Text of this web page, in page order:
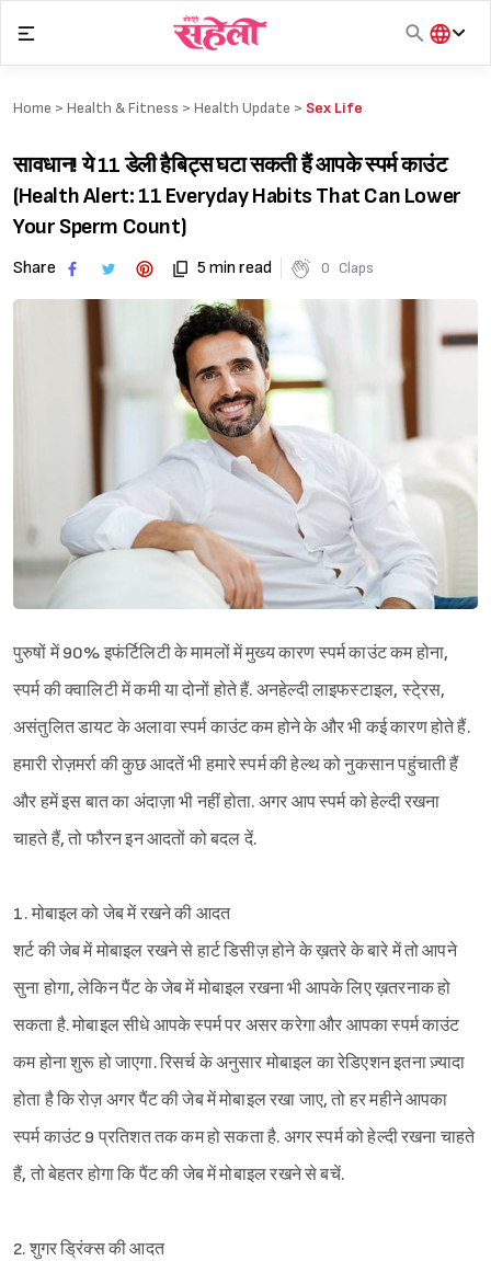
content
हिंदी
Home > Health & Fitness > Health Update > Sex Life
सावधान! ये 11 डेली हैबिट्स घटा सकती हैं आपके स्पर्म काउंट
(Health Alert: 11 Everyday Habits That Can Lower
Your Sperm Count)
Share 5 min read 0 Claps
पुरुषों में 90% इफंर्टिलिटी के मामलों में मुख्य कारण स्पर्म काउंट कम होना,
स्पर्म की क्वालिटी में कमी या दोनों होते हैं. अनहेल्दी लाइफस्टाइल, स्टे्रस,
असंतुलित डायट के अलावा स्पर्म काउंट कम होने के और भी कई कारण होते हैं.
हमारी रोज़मर्रा की कुछ आदतें भी हमारे स्पर्म की हेल्थ को नुकसान पहुंचाती हैं
और हमें इस बात का अंदाज़ा भी नहीं होता. अगर आप स्पर्म को हेल्दी रखना
चाहते हैं, तो फौरन इन आदतों को बदल दें.
1. मोबाइल को जेब में रखने की आदत
शर्ट की जेब में मोबाइल रखने से हार्ट डिसीज़ होने के ख़तरे के बारे में तो आपने
सुना होगा, लेकिन पैंट के जेब में मोबाइल रखना भी आपके लिए ख़तरनाक हो
सकता है. मोबाइल सीधे आपके स्पर्म पर असर करेगा और आपका स्पर्म काउंट
कम होना शुरू हो जाएगा. रिसर्च के अनुसार मोबाइल का रेडिएशन इतना ज़्यादा
होता है कि रोज़ अगर पैंट की जेब में मोबाइल रखा जाए, तो हर महीने आपका
स्पर्म काउंट 9 प्रतिशत तक कम हो सकता है. अगर स्पर्म को हेल्दी रखना चाहते
हैं, तो बेहतर होगा कि पैंट की जेब में मोबाइल रखने से बचें.
2. शुगर ड्रिंक्स की आदत